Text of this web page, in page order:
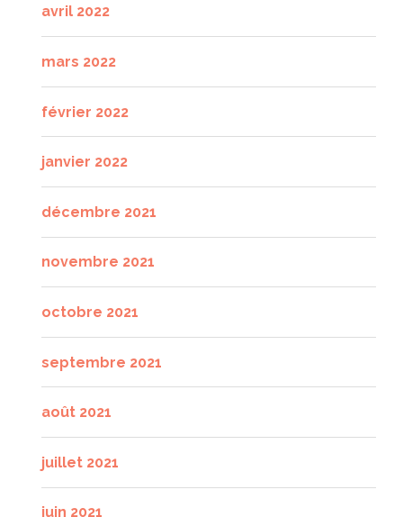
avril 2022
mars 2022
février 2022
janvier 2022
décembre 2021
novembre 2021
octobre 2021
septembre 2021
août 2021
juillet 2021
juin 2021